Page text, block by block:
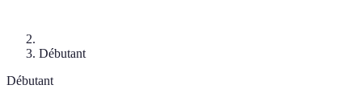
Débutant
Débutant